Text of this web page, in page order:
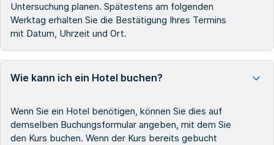
Untersuchung planen. Spätestens am folgenden
Werktag erhalten Sie die Bestätigung Ihres Termins
mit Datum, Uhrzeit und Ort.
Wie kann ich ein Hotel buchen?
Wenn Sie ein Hotel benötigen, können Sie dies auf
demselben Buchungsformular angeben, mit dem Sie
den Kurs buchen. Wenn der Kurs bereits gebucht